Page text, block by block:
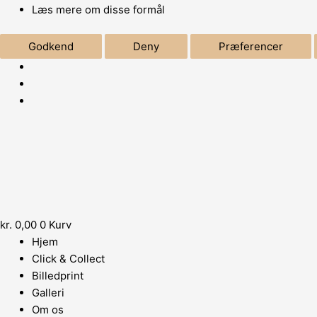
Læs mere om disse formål
Godkend Deny Præferencer
kr. 0,00 0 Kurv
Hjem
Click & Collect
Billedprint
Galleri
Om os